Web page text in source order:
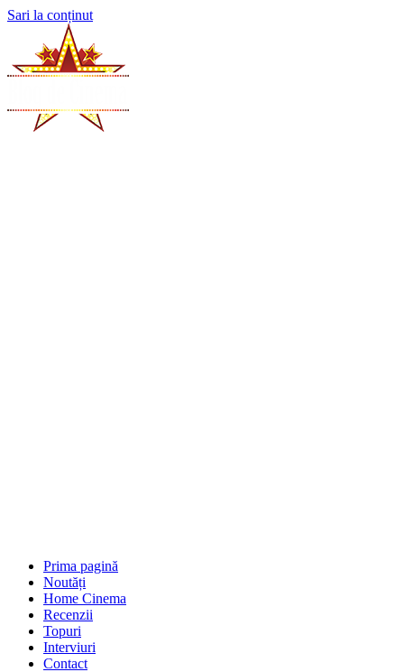
Sari la conținut
Prima pagină
Noutăți
Home Cinema
Recenzii
Topuri
Interviuri
Contact